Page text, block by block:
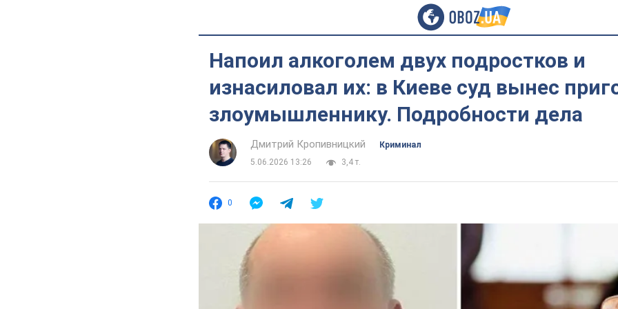
Напоил алкоголем двух подростков и
изнасиловал их: в Киеве суд вынес
злоумышленнику. Подробности дела
Дмитрий Кропивницкий
Криминал
5.06.2026 13:26
3,4 т.
0